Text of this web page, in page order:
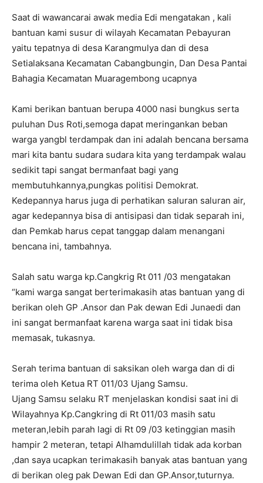
Saat di wawancarai awak media Edi mengatakan , kali
bantuan kami susur di wilayah Kecamatan Pebayuran
yaitu tepatnya di desa Karangmulya dan di desa
Setialaksana Kecamatan Cabangbungin, Dan Desa Pantai
Bahagia Kecamatan Muaragembong ucapnya
Kami berikan bantuan berupa 4000 nasi bungkus serta
puluhan Dus Roti,semoga dapat meringankan beban
warga yangbl terdampak dan ini adalah bencana bersama
mari kita bantu sudara sudara kita yang terdampak walau
sedikit tapi sangat bermanfaat bagi yang
membutuhkannya,pungkas politisi Demokrat.
Kedepannya harus juga di perhatikan saluran saluran air,
agar kedepannya bisa di antisipasi dan tidak separah ini,
dan Pemkab harus cepat tanggap dalam menangani
bencana ini, tambahnya.
Salah satu warga kp.Cangkrig Rt 011 /03 mengatakan
“kami warga sangat berterimakasih atas bantuan yang di
berikan oleh GP .Ansor dan Pak dewan Edi Junaedi dan
ini sangat bermanfaat karena warga saat ini tidak bisa
memasak, tukasnya.
Serah terima bantuan di saksikan oleh warga dan di di
terima oleh Ketua RT 011/03 Ujang Samsu.
Ujang Samsu selaku RT menjelaskan kondisi saat ini di
Wilayahnya Kp.Cangkring di Rt 011/03 masih satu
meteran,lebih parah lagi di Rt 09 /03 ketinggian masih
hampir 2 meteran, tetapi Alhamdulillah tidak ada korban
,dan saya ucapkan terimakasih banyak atas bantuan yang
di berikan oleg pak Dewan Edi dan GP.Ansor,tuturnya.